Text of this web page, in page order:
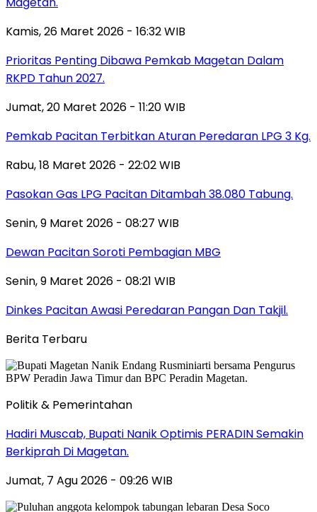
Kamis, 26 Maret 2026 - 16:32 WIB
Prioritas Penting Dibawa Pemkab Magetan Dalam
RKPD Tahun 2027.
Jumat, 20 Maret 2026 - 11:20 WIB
Pemkab Pacitan Terbitkan Aturan Peredaran LPG 3 Kg.
Rabu, 18 Maret 2026 - 22:02 WIB
Pasokan Gas LPG Pacitan Ditambah 38.080 Tabung.
Senin, 9 Maret 2026 - 08:27 WIB
Dewan Pacitan Soroti Pembagian MBG
Senin, 9 Maret 2026 - 08:21 WIB
Dinkes Pacitan Awasi Peredaran Pangan Dan Takjil.
Berita Terbaru
Politik & Pemerintahan
Hadiri Muscab, Bupati Nanik Optimis PERADIN Semakin
Berkiprah Di Magetan.
Jumat, 7 Agu 2026 - 09:26 WIB